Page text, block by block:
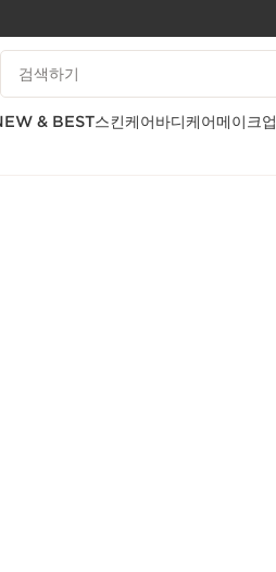
컨텐츠로 이동하기
하단으로 이동
범례 검색하기
& BEST스킨케어바디케어메이크업